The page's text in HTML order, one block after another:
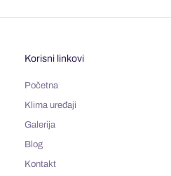
Korisni linkovi
Početna
Klima uređaji
Galerija
Blog
Kontakt